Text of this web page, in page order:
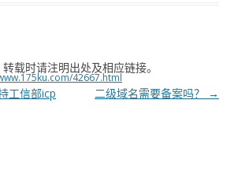
转载时请注明出处及相应链接。
42667.html
工信部icp
二级域名需要备案吗？ →